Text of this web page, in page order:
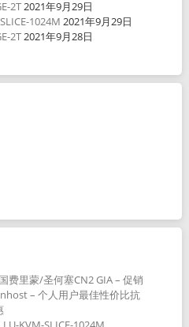
2T2021年9月29日
1024M 2021年9月29日
2T2021年9月28日
费里蒙/圣何塞CN2 GIA – 促销
– 个人用户最佳性价比抗